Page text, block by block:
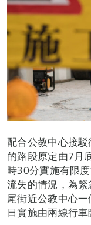
配合公教中心接
的路段原定由7月
時30分實施有限
流失的情況，為
尾街近公教中心
日實施由兩線行車